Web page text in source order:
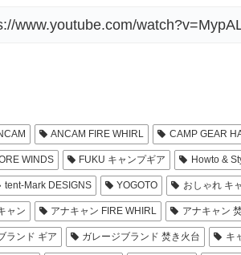
www.youtube.com/
ANCAM FIRE WHIRL CAMP GEAR
WINDS FUKU キャンプギア Howto &
tent-Mark DESIGNS YOGOTO おしゃれ キ
ャン アナキャン FIRE WHIRL アナキャン
ランド ギア ガレージブランド 焚き火台 キ